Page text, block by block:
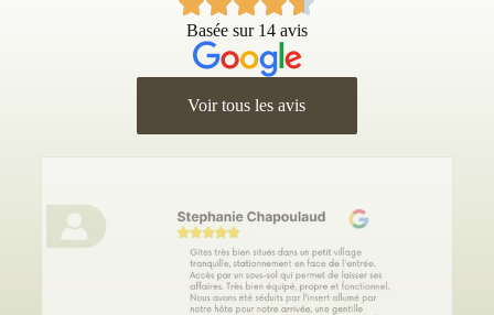
Basée sur 14 avis
Voir tous les avis